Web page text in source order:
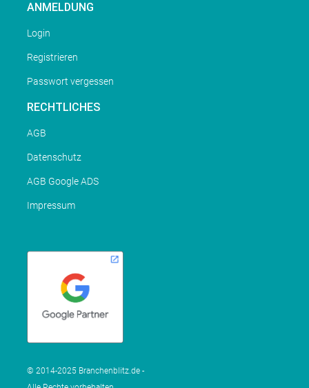
ANMELDUNG
Login
Registrieren
Passwort vergessen
RECHTLICHES
AGB
Datenschutz
AGB Google ADS
Impressum
© 2014-2025 Branchenblitz.de -